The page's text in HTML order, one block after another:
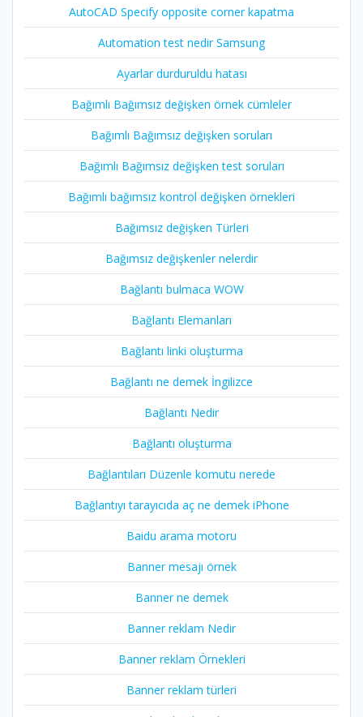
AutoCAD Specify opposite corner kapatma
Automation test nedir Samsung
Ayarlar durduruldu hatası
Bağımlı Bağımsız değişken örnek cümleler
Bağımlı Bağımsız değişken soruları
Bağımlı Bağımsız değişken test soruları
Bağımlı bağımsız kontrol değişken örnekleri
Bağımsız değişken Türleri
Bağımsız değişkenler nelerdir
Bağlantı bulmaca WOW
Bağlantı Elemanları
Bağlantı linki oluşturma
Bağlantı ne demek İngilizce
Bağlantı Nedir
Bağlantı oluşturma
Bağlantıları Düzenle komutu nerede
Bağlantıyı tarayıcıda aç ne demek iPhone
Baidu arama motoru
Banner mesajı örnek
Banner ne demek
Banner reklam Nedir
Banner reklam Örnekleri
Banner reklam türleri